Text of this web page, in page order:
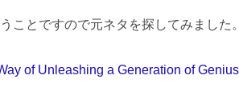
ことですので元ネタを探してみました
of Unleashing a Generation of